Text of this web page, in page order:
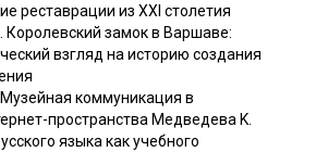
реставрации из XXI столетия
Королевский замок в Варшаве:
взгляд на историю создания
коммуникация в
пространства Медведева K.
языка как учебного